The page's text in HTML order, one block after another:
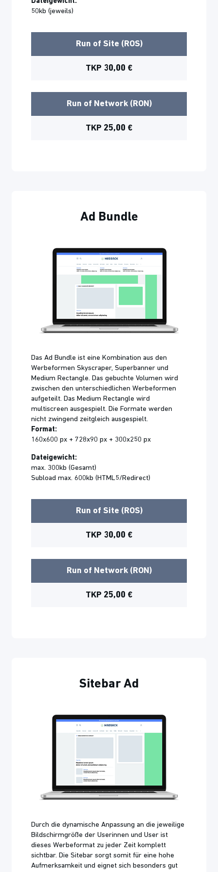
50kb (jeweils)
Run of Site (ROS)
TKP 30,00 €
Run of Network (RON)
TKP 25,00 €
Ad Bundle
Das Ad Bundle ist eine Kombination aus den
Werbeformen Skyscraper, Superbanner und
Medium Rectangle. Das gebuchte Volumen wird
zwischen den unterschiedlichen Werbeformen
aufgeteilt. Das Medium Rectangle wird
multiscreen ausgespielt. Die Formate werden
nicht zwingend zeitgleich ausgespielt.
Format:
160x600 px + 728x90 px + 300x250 px
Dateigewicht:
max. 300kb (Gesamt)
Subload max. 600kb (HTML5/Redirect)
Run of Site (ROS)
TKP 30,00 €
Run of Network (RON)
TKP 25,00 €
Sitebar Ad
Durch die dynamische Anpassung an die jeweilige
Bildschirmgröße der Userinnen und User ist
dieses Werbeformat zu jeder Zeit komplett
sichtbar. Die Sitebar sorgt somit für eine hohe
Aufmerksamkeit und eignet sich besonders gut